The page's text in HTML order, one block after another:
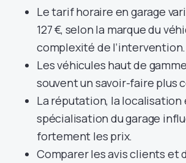
Le tarif horaire en garage
127 €, selon la marque du
complexité de l’intervention.
Les véhicules haut de
souvent un savoir-faire plus
La réputation, la localisation
spécialisation du garage
fortement les prix.
Comparer les avis clients et